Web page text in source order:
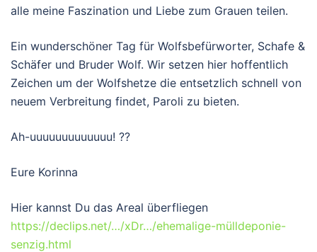
alle meine Faszination und Liebe zum Grauen teilen.
Ein wunderschöner Tag für Wolfsbefürworter, Schafe &
Schäfer und Bruder Wolf. Wir setzen hier hoffentlich
Zeichen um der Wolfshetze die entsetzlich schnell von
neuem Verbreitung findet, Paroli zu bieten.
Ah-uuuuuuuuuuuuu! ??
Eure Korinna
Hier kannst Du das Areal überfliegen
https://declips.net/…/xDr…/ehemalige-mülldeponie-
senzig.html